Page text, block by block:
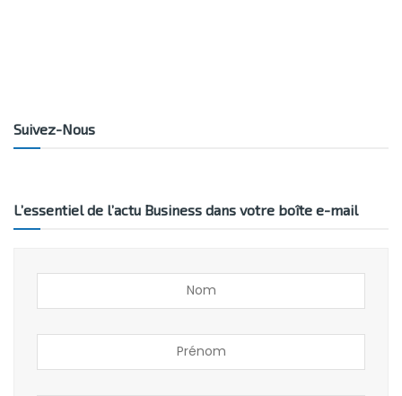
Suivez-Nous
L’essentiel de l’actu Business dans votre boîte e-mail